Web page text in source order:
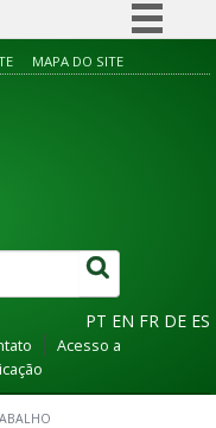
Simplifique!
Canais
MAPA DO SITE
PT EN FR DE ES
Acesso a